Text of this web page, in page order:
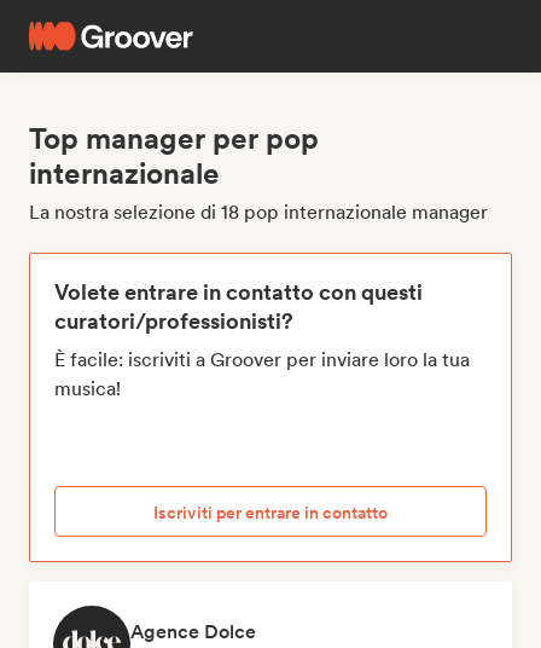
Top manager per pop
internazionale
La nostra selezione di 18 pop internazionale manager
Volete entrare in contatto con questi
curatori/professionisti?
È facile: iscriviti a Groover per inviare loro la tua
musica!
Iscriviti per entrare in contatto
Agence Dolce